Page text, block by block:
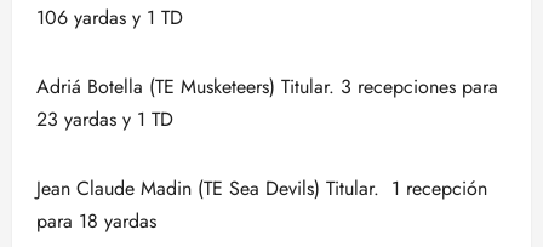
106 yardas y 1 TD
Adriá Botella (TE Musketeers) Titular. 3 recepciones para
23 yardas y 1 TD
Jean Claude Madin (TE Sea Devils) Titular. 1 recepción
para 18 yardas